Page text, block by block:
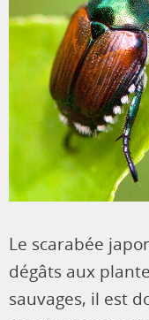
Le scarabée
dégâts aux
sauvages, il est